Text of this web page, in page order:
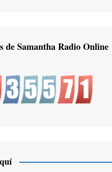
de Samantha Radio Online